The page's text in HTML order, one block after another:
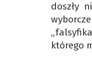
doszły
którego